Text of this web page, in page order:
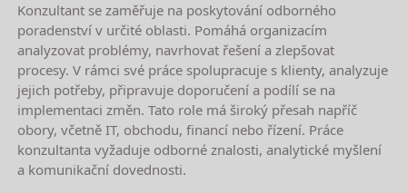
Konzultant se zaměřuje na poskytování odborného
poradenství v určité oblasti. Pomáhá organizacím
analyzovat problémy, navrhovat řešení a zlepšovat
procesy. V rámci své práce spolupracuje s klienty, analyzuje
jejich potřeby, připravuje doporučení a podílí se na
implementaci změn. Tato role má široký přesah napříč
obory, včetně IT, obchodu, financí nebo řízení. Práce
konzultanta vyžaduje odborné znalosti, analytické myšlení
a komunikační dovednosti.